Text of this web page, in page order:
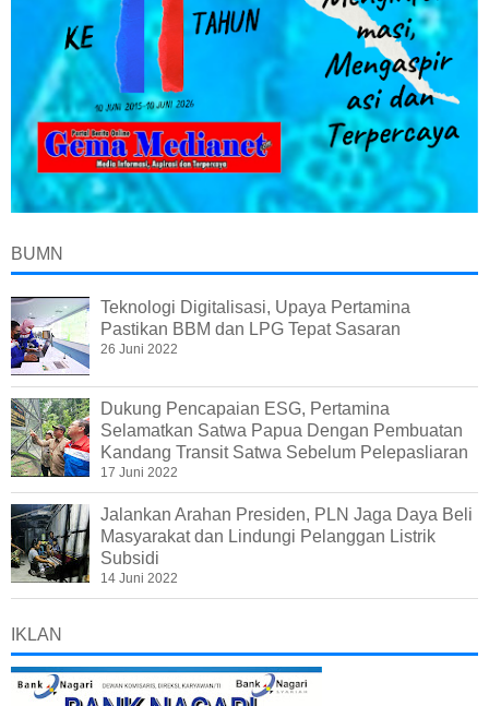
BUMN
Teknologi Digitalisasi, Upaya Pertamina
Pastikan BBM dan LPG Tepat Sasaran
26 Juni 2022
Dukung Pencapaian ESG, Pertamina
Selamatkan Satwa Papua Dengan Pembuatan
Kandang Transit Satwa Sebelum Pelepasliaran
17 Juni 2022
Jalankan Arahan Presiden, PLN Jaga Daya Beli
Masyarakat dan Lindungi Pelanggan Listrik
Subsidi
14 Juni 2022
IKLAN